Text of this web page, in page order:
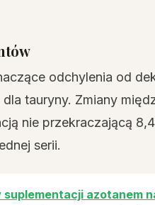
odchylenia od
tauryny. Zmiany
nie przekraczającą
serii.
suplementacji azotanem